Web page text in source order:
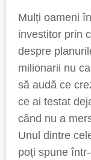
Mulți oameni
investitor prin
despre
milionarii nu
să audă ce
ce ai testat
când nu a
Unul dintre
poți spune